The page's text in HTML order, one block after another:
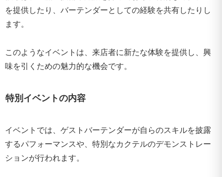
を提供したり、バーテンダーとしての経験を共有したりし
ます。
このようなイベントは、来店者に新たな体験を提供し、興
味を引くための魅力的な機会です。
特別イベントの内容
イベントでは、ゲストバーテンダーが自らのスキルを披露
するパフォーマンスや、特別なカクテルのデモンストレー
ションが行われます。